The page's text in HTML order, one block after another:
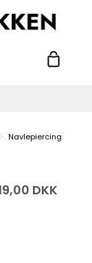
Navlepiercing
DKK